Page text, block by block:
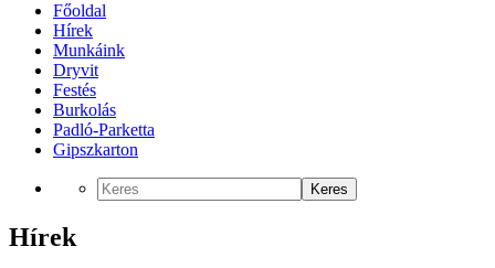
Főoldal
Hírek
Munkáink
Dryvit
Festés
Burkolás
Padló-Parketta
Gipszkarton
Keres
Hírek